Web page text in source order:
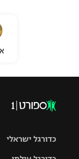
כדורגל ישראלי